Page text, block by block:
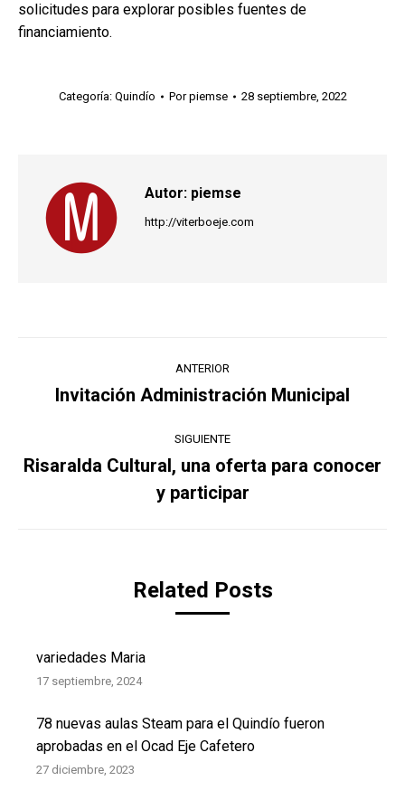
solicitudes para explorar posibles fuentes de
financiamiento.
Categoría: Quindío Porpiemse 28 septiembre, 2022
Autor: piemse
http://viterboeje.com
Navegación
entre
publicaciones
ANTERIOR
Publicación
Invitación Administración Municipal
SIGUIENTE
Publicación
siguiente:
Risaralda Cultural, una oferta para conocer
y participar
Related Posts
variedades Maria
17 septiembre, 2024
78 nuevas aulas Steam para el Quindío fueron
aprobadas en el Ocad Eje Cafetero
27 diciembre, 2023